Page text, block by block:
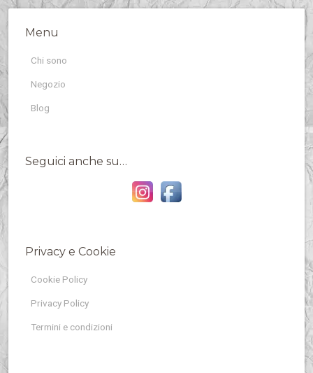
Menu
Chi sono
Negozio
Blog
Seguici anche su…
Privacy e Cookie
Cookie Policy
Privacy Policy
Termini e condizioni